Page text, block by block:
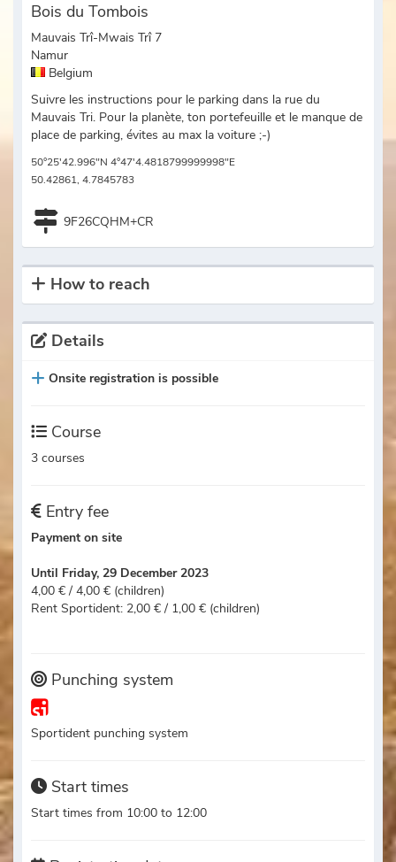
Bois du Tombois
Mauvais Trî-Mwais Trî 7
Namur
Belgium
Suivre les instructions pour le parking dans la rue du
Mauvais Tri. Pour la planète, ton portefeuille et le manque de
place de parking, évites au max la voiture ;-)
50°25'42.996"N 4°47'4.4818799999998"E
50.42861, 4.7845783
9F26CQHM+CR
How to reach
Details
Onsite registration is possible
Course
3 courses
Entry fee
Payment on site
Until Friday, 29 December 2023
4,00 € / 4,00 € (children)
Rent Sportident: 2,00 € / 1,00 € (children)
Punching system
Sportident punching system
Start times
Start times from 10:00 to 12:00